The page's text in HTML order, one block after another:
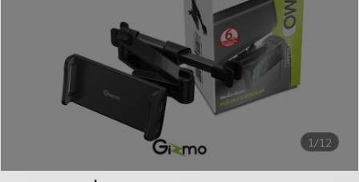
1/12